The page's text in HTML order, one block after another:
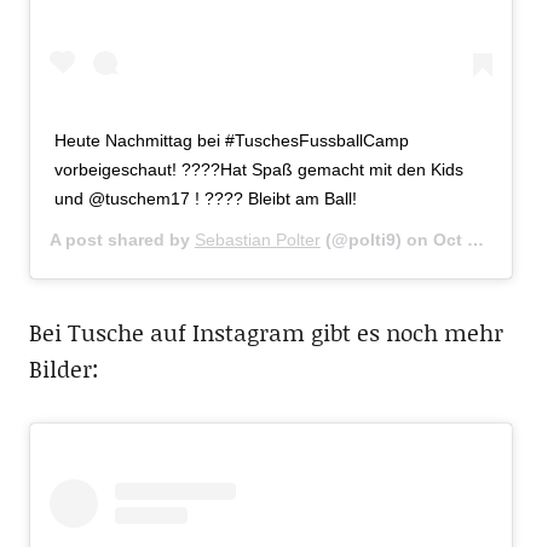
Heute Nachmittag bei #TuschesFussballCamp
vorbeigeschaut! ????Hat Spaß gemacht mit den Kids
und @tuschem17 ! ???? Bleibt am Ball!
A post shared by Sebastian Polter (@polti9) on Oct 27, 2017 at 9:43am PDT
Bei Tusche auf Instagram gibt es noch mehr
Bilder: